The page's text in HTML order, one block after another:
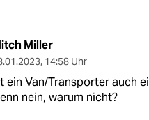
Miller
, 14:58 Uhr
ein Van/Transporter auch
nein, warum nicht?